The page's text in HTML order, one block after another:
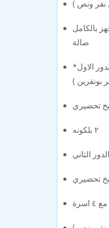
نفر ونص )
بالكامل
صالة
تحضيري
٢ بلكونه
الدور الثاني
تحضيري